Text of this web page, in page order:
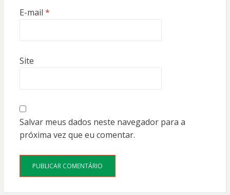
E-mail *
Site
Salvar meus dados neste navegador para a
próxima vez que eu comentar.